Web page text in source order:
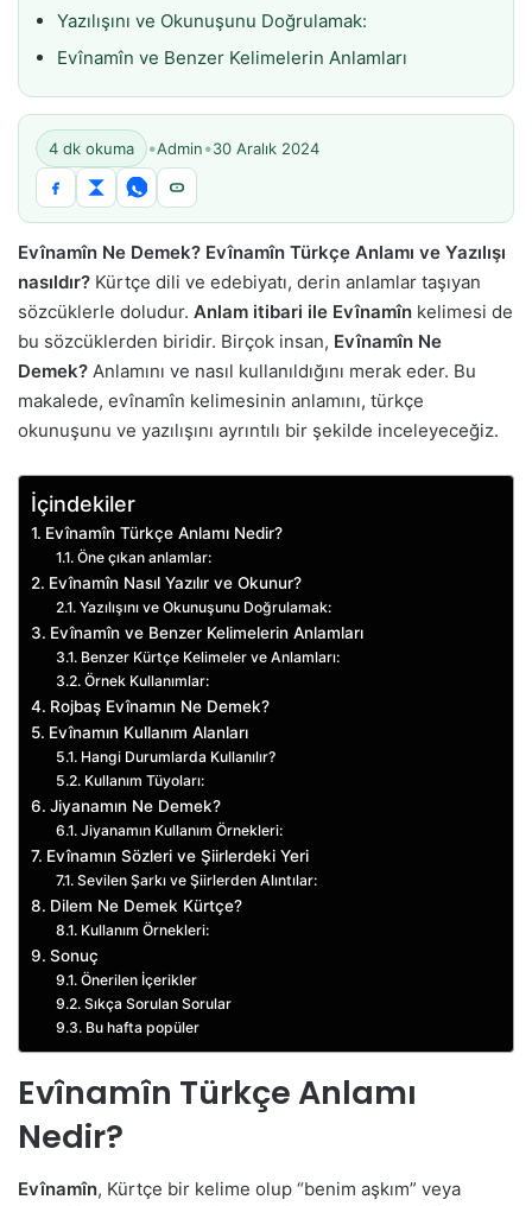
Yazılışını ve Okunuşunu Doğrulamak:
Evînamîn ve Benzer Kelimelerin Anlamları
4 dk okuma •Admin•30 Aralık 2024
Evînamîn Ne Demek? Evînamîn Türkçe Anlamı ve Yazılışı
nasıldır? Kürtçe dili ve edebiyatı, derin anlamlar taşıyan
sözcüklerle doludur. Anlam itibari ile Evînamîn kelimesi de
bu sözcüklerden biridir. Birçok insan, Evînamîn Ne
Demek? Anlamını ve nasıl kullanıldığını merak eder. Bu
makalede, evînamîn kelimesinin anlamını, türkçe
okunuşunu ve yazılışını ayrıntılı bir şekilde inceleyeceğiz.
İçindekiler
Evînamîn Türkçe Anlamı Nedir?
Öne çıkan anlamlar:
Evînamîn Nasıl Yazılır ve Okunur?
Yazılışını ve Okunuşunu Doğrulamak:
Evînamîn ve Benzer Kelimelerin Anlamları
Benzer Kürtçe Kelimeler ve Anlamları:
Örnek Kullanımlar:
Rojbaş Evînamın Ne Demek?
Evînamın Kullanım Alanları
Hangi Durumlarda Kullanılır?
Kullanım Tüyoları:
Jiyanamın Ne Demek?
Jiyanamın Kullanım Örnekleri:
Evînamın Sözleri ve Şiirlerdeki Yeri
Sevilen Şarkı ve Şiirlerden Alıntılar:
Dilem Ne Demek Kürtçe?
Kullanım Örnekleri:
Sonuç
Önerilen İçerikler
Sıkça Sorulan Sorular
Bu hafta popüler
Evînamîn Türkçe Anlamı
Nedir?
Evînamîn, Kürtçe bir kelime olup “benim aşkım” veya